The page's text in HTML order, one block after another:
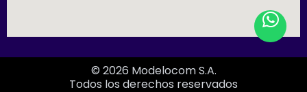
© 2026 Modelocom S.A.
Todos los derechos reservados